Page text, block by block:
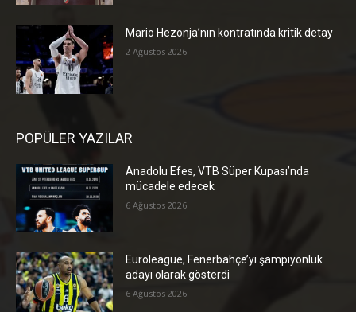
Mario Hezonja’nın kontratında kritik detay
2 Ağustos 2026
POPÜLER YAZILAR
Anadolu Efes, VTB Süper Kupası’nda
mücadele edecek
6 Ağustos 2026
Euroleague, Fenerbahçe’yi şampiyonluk
adayı olarak gösterdi
6 Ağustos 2026